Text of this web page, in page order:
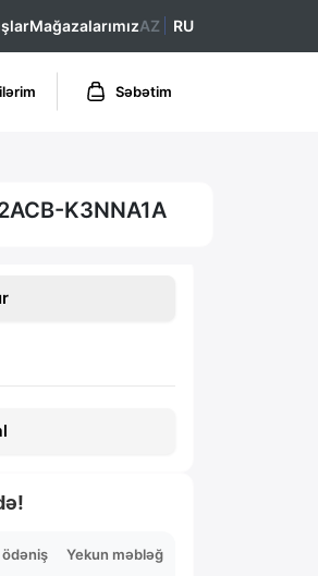
MağazalarımızAZ RU
Səbətim
K3NNA1A
ödəniş Yekun məbləğ